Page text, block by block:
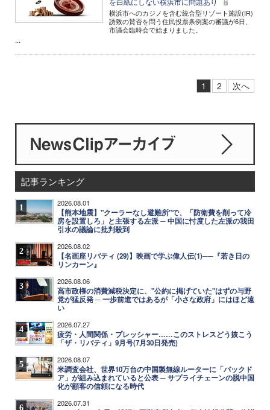
横浜市へのカジノを含む統合型リゾート施設(IR)
誘致の賛否を問う住民投票条例案の審議が6日、
市議会臨時会で始まりました。
...
1 2 次へ
記事ランキング
1 2026.08.01
【熊本地震】"クーラーなし避難所"で、「防衛費を削って冷
房を設置しろ」と主張する左派 ─ 中国に忖度した左派の我田
引水の議論に批判殺到
2 2026.08.02
【名画座リバティ (29)】映画で学ぶ偉人伝(1)──『若き日の
リンカーン』
3 2026.08.06
高市政権の消費減税決定に、"公約に掲げていた"はずの与野
党が猛反発 ─ 一歩前進ではあるが「小さな政府」にはほど遠
い
4 2026.07.27
疲労・人間関係・プレッシャー……このストレスどう抜こう
「ザ・リバティ」9月号(7月30日発売)
5 2026.08.07
米調査会社、世界10万台の中国製無線ルーターに「バックド
ア」が組み込まれていると公表 ─ サプライチェーンの脱中国
化が顧客の信頼になる時代
6 2026.07.31